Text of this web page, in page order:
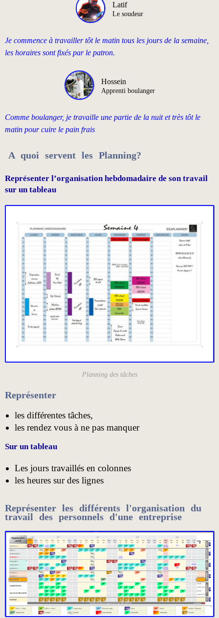
Latif
Le soudeur
Je commence à travailler tôt le matin tous les jours de la semaine,
les horaires sont fixés par le patron.
Hossein
Apprenti boulanger
Comme boulanger, je travaille une partie de la nuit et très tôt le
matin pour cuire le pain frais
A quoi servent les Planning?
Représenter l’organisation hebdomadaire de son travail
sur un tableau
Planning des tâches
Représenter
les différentes tâches,
les rendez vous à ne pas manquer
Sur un tableau
Les jours travaillés en colonnes
les heures sur des lignes
Représenter les différents l'organisation du
travail des personnels d'une entreprise